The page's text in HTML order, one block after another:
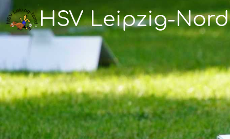
HSV Leipzig-Nord